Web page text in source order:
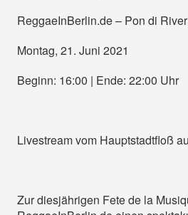
ReggaeInBerlin.de – Pon di River
Montag, 21. Juni 2021
Beginn: 16:00 | Ende: 22:00 Uhr
Livestream vom Hauptstadtfloß
Zur diesjährigen Fete de la